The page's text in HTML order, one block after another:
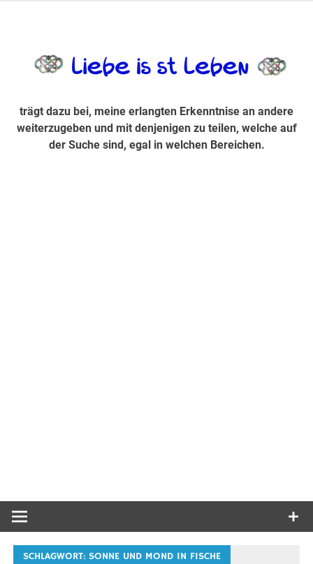
Suche sind, egal in welchen Bereichen.
trägt dazu bei, meine erlangten Erkenntnise an andere
weiterzugeben und mit denjenigen zu teilen, welche auf
der Suche sind, egal in welchen Bereichen.
SCHLAGWORT: SONNE UND MOND IN FISCHE